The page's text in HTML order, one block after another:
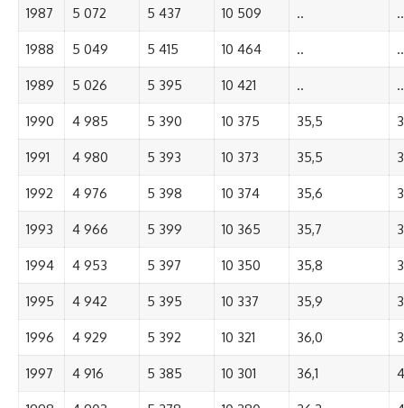
1987 5 072 5 437 10 509 .. ..
1988 5 049 5 415 10 464 .. ..
1989 5 026 5 395 10 421 .. ..
1990 4 985 5 390 10 375 35,5
1991 4 980 5 393 10 373 35,5
1992 4 976 5 398 10 374 35,6
1993 4 966 5 399 10 365 35,7
1994 4 953 5 397 10 350 35,8
1995 4 942 5 395 10 337 35,9
1996 4 929 5 392 10 321 36,0
1997 4 916 5 385 10 301 36,1